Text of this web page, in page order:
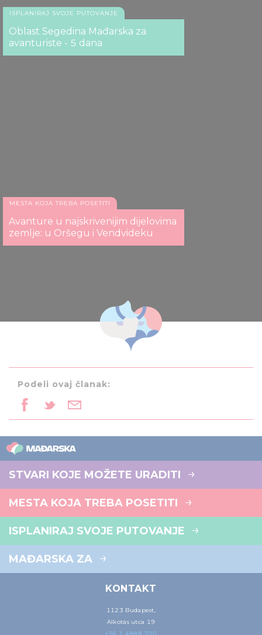
ISPLANIRAJ SVOJE PUTOVANJE
Oblast Segedina Mađarska za
avanturiste - 5 dana
MESTA KOJA TREBA POSETITI
Avanture u najskrivenijim dijelovima
zemlje: u Oršegu i Vendvideku
Podeli ovaj članak:
STVARI KOJE MOŽETE URADITI
MESTA KOJA TREBA POSETITI
ISPLANIRAJ SVOJE PUTOVANJE
MAĐARSKA ZA
KONTAKT
1123 Budapest,
Alkotás utca 19